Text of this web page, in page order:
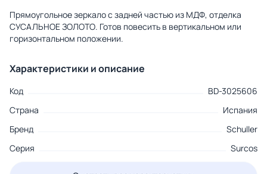
Прямоугольное зеркало с задней частью из МДФ, отделка
СУСАЛЬНОЕ ЗОЛОТО. Готов повесить в вертикальном или
горизонтальном положении.
Характеристики и описание
Код
BD-3025606
Страна
Испания
Бренд
Schuller
Серия
Surcos